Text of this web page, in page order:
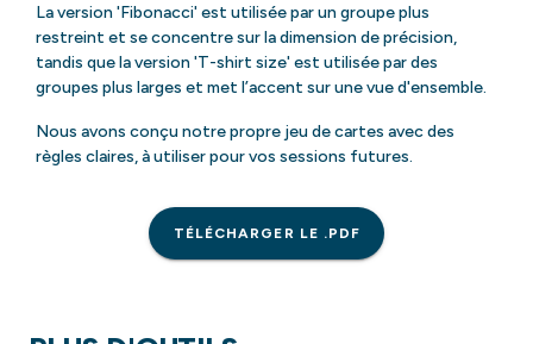
La version 'Fibonacci' est utilisée par un groupe plus
restreint et se concentre sur la dimension de précision,
tandis que la version 'T-shirt size' est utilisée par des
groupes plus larges et met l’accent sur une vue d'ensemble.
Nous avons conçu notre propre jeu de cartes avec des
règles claires, à utiliser pour vos sessions futures.
TÉLÉCHARGER LE .PDF